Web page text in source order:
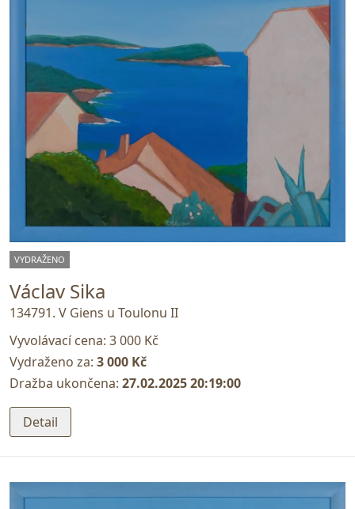
VYDRAŽENO
Václav Sika
134791. V Giens u Toulonu II
Vyvolávací cena: 3 000 Kč
Vydraženo za: 3 000 Kč
Dražba ukončena: 27.02.2025 20:19:00
Detail